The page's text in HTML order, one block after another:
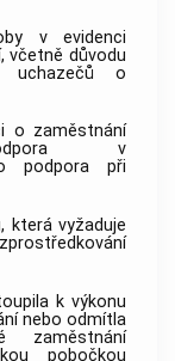
v evidenci
včetně důvodu
uchazečů o
o zaměstnání
v
podpora při
která vyžaduje
k výkonu
nebo odmítla
zaměstnání
pobočkou